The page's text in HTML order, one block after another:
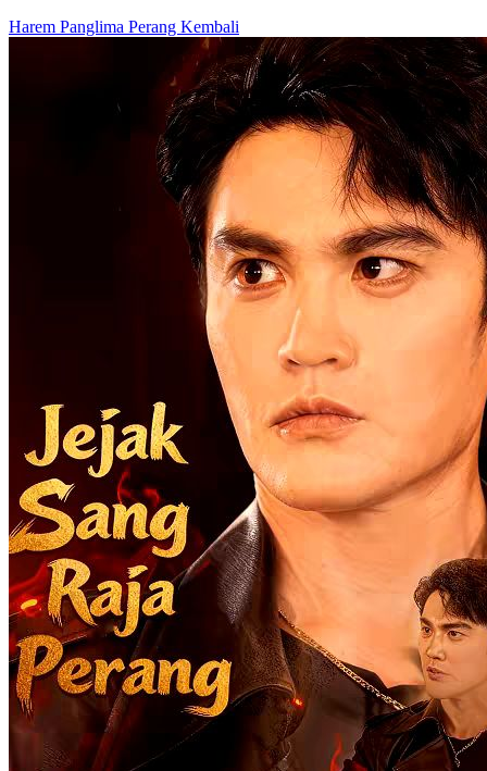
Harem Panglima Perang Kembali